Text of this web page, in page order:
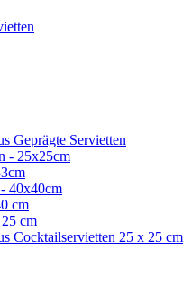
Geprägte Servietten
- 25x25cm
40x40cm
cm
cm
Cocktailservietten 25 x 25 cm